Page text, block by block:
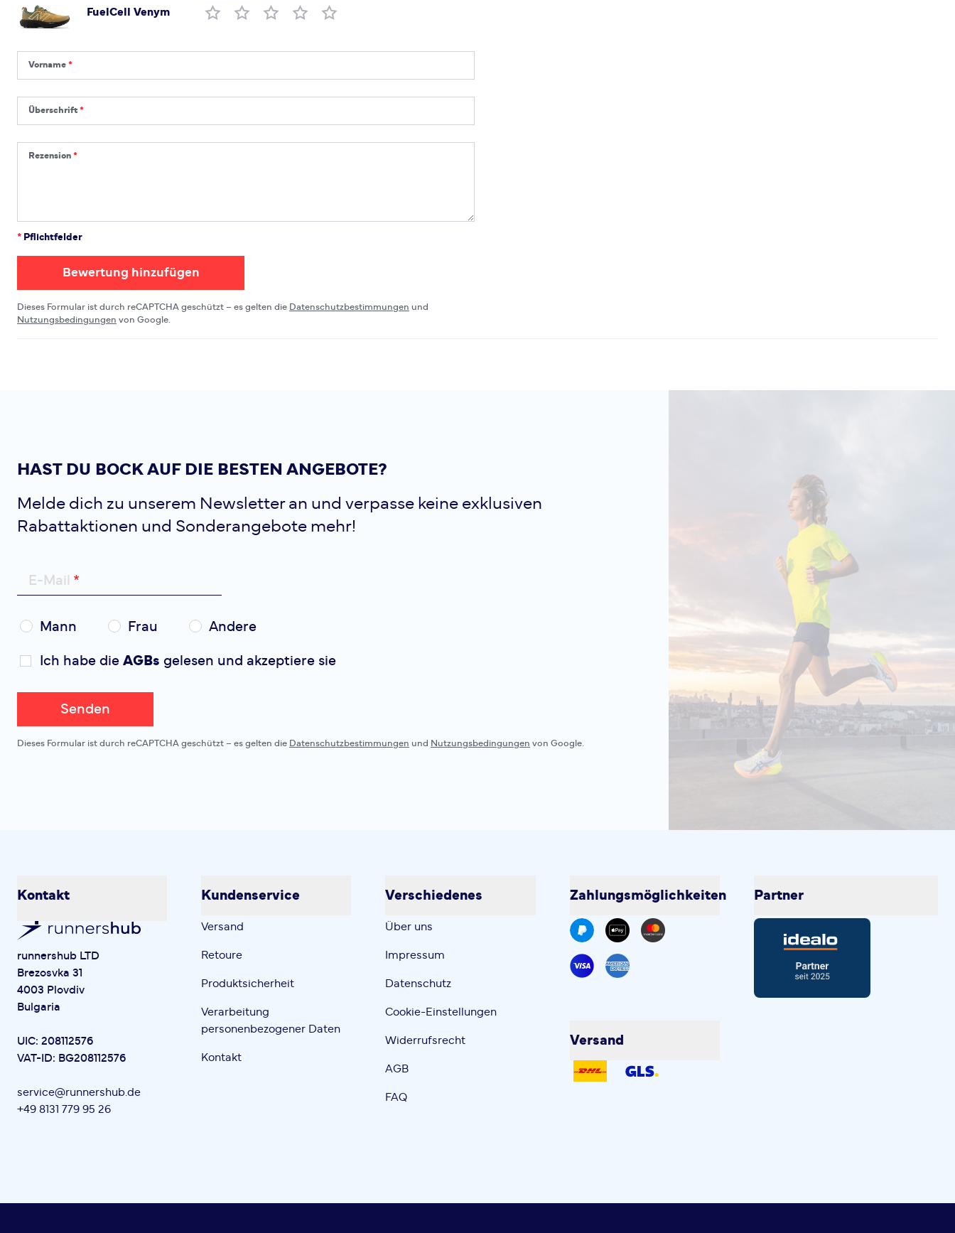
FuelCell Venym Produktbewertung
Vorname
Vorname
Überschrift
Überschrift
Rezension
Rezension
* Pflichtfelder
Bewertung hinzufügen
Dieses Formular ist durch reCAPTCHA geschützt – es gelten die Datenschutzbestimmungen und
Nutzungsbedingungen von Google.
HAST DU BOCK AUF DIE BESTEN ANGEBOTE?
Melde dich zu unserem Newsletter an und verpasse keine exklusiven
Rabattaktionen und Sonderangebote mehr!
E-Mail
Mann Frau Andere
Ich habe die AGBs gelesen und akzeptiere sie
Senden
Dieses Formular ist durch reCAPTCHA geschützt – es gelten die Datenschutzbestimmungen und Nutzungsbedingungen von Google.
Kontakt
runnershub LTD
Brezosvka 31
4003 Plovdiv
Bulgaria
UIC: 208112576
VAT-ID: BG208112576
service@runnershub.de
+49 8131 779 95 26
Kundenservice
Versand
Retoure
Produktsicherheit
Verarbeitung
personenbezogener Daten
Kontakt
Verschiedenes
Über uns
Impressum
Datenschutz
Cookie-Einstellungen
Widerrufsrecht
AGB
FAQ
Zahlungsmöglichkeiten
Versand
Partner